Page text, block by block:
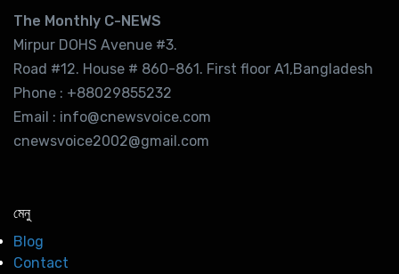
The Monthly C-NEWS
Mirpur DOHS Avenue #3.
Road #12. House # 860-861. First floor A1,Bangladesh
Phone : +88029855232
Email : info@cnewsvoice.com
cnewsvoice2002@gmail.com
মেনু
Blog
Contact